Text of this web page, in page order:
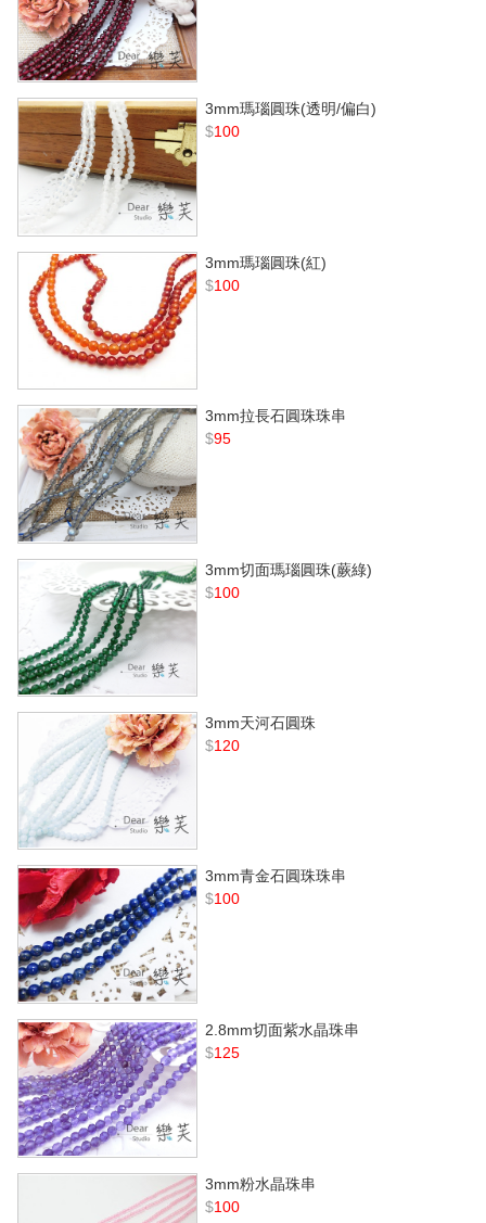
3mm瑪瑙圓珠(透明/偏白)
$100
3mm瑪瑙圓珠(紅)
$100
3mm拉長石圓珠珠串
$95
3mm切面瑪瑙圓珠(蕨綠)
$100
3mm天河石圓珠
$120
3mm青金石圓珠珠串
$100
2.8mm切面紫水晶珠串
$125
3mm粉水晶珠串
$100